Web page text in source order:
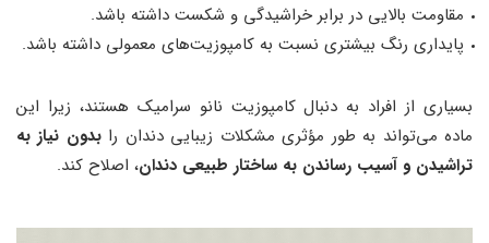
مقاومت بالایی در برابر خراشیدگی و شکست داشته باشد.
پایداری رنگ بیشتری نسبت به کامپوزیت‌های معمولی داشته باشد.
بسیاری از افراد به دنبال کامپوزیت نانو سرامیک هستند، زیرا این
ماده می‌تواند به طور مؤثری مشکلات زیبایی دندان رابدون نیاز به
تراشیدن و آسیب رساندن به ساختار طبیعی دندان، اصلاح کند.